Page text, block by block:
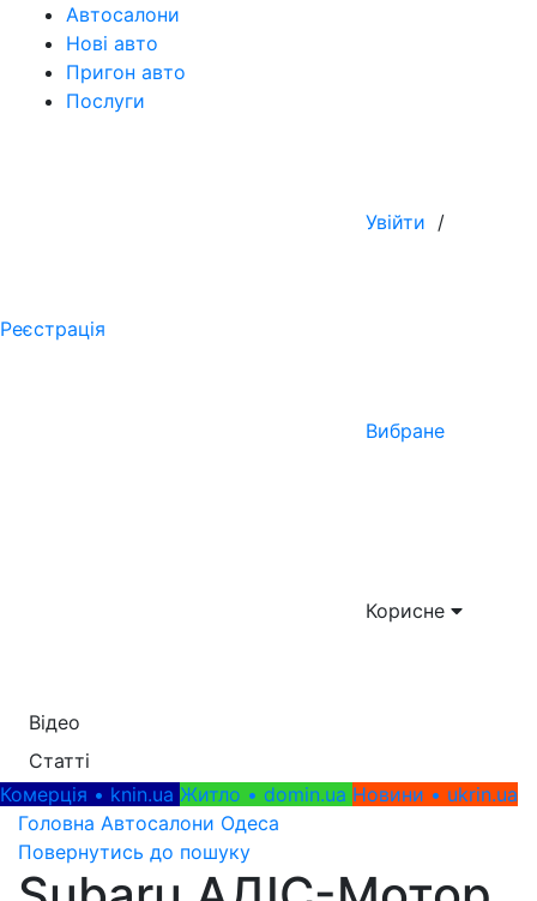
Автосалони
Нові авто
Пригон авто
Послуги
Увійти /
Реєстрація
Вибране
Корисне
Відео
Статті
Комерція • knin.ua Житло • domin.ua Новини • ukrin.ua
Головна Автосалони Одеса
Повернутись до пошуку